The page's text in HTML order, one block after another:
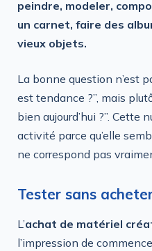
peindre, modeler,
un carnet, faire des
vieux objets.
La bonne question n’est
est tendance ?”, mais
bien aujourd’hui ?”. Cette
activité parce qu’elle
ne correspond pas
Tester sans
L’achat de matériel
l’impression de